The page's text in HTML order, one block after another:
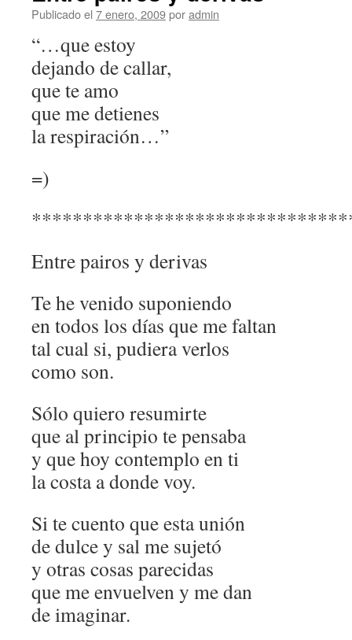
Publicado el 7 enero, 2009poradmin
“…que estoy
dejando de callar,
que te amo
que me detienes
la respiración…”
=)
Entre pairos y derivas
Te he venido suponiendo
en todos los días que me faltan
tal cual si, pudiera verlos
como son.
Sólo quiero resumirte
que al principio te pensaba
y que hoy contemplo en ti
la costa a donde voy.
Si te cuento que esta unión
de dulce y sal me sujetó
y otras cosas parecidas
que me envuelven y me dan
de imaginar.